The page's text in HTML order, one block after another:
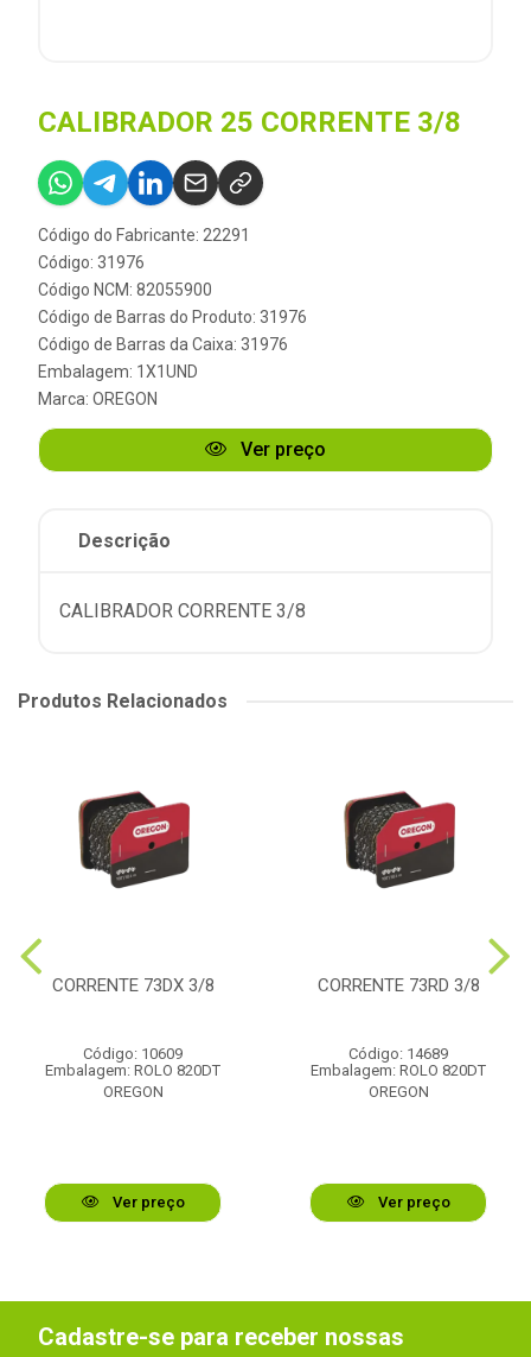
CALIBRADOR 25 CORRENTE 3/8
Código do Fabricante: 22291
Código: 31976
Código NCM: 82055900
Código de Barras do Produto: 31976
Código de Barras da Caixa: 31976
Embalagem: 1X1UND
Marca: OREGON
Ver preço
Descrição
CALIBRADOR CORRENTE 3/8
Produtos Relacionados
CORRENTE 73DX 3/8
Código: 10609
Embalagem: ROLO 820DT
OREGON
Ver preço
CORRENTE 73RD 3/8
Código: 14689
Embalagem: ROLO 820DT
OREGON
Ver preço
Cadastre-se para receber nossas